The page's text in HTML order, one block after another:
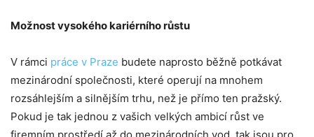
Možnost vysokého kariérního růstu
V rámci práce v Praze budete naprosto běžně potkávat
mezinárodní společnosti, které operují na mnohem
rozsáhlejším a silnějším trhu, než je přímo ten pražský.
Pokud je tak jednou z vašich velkých ambicí růst ve